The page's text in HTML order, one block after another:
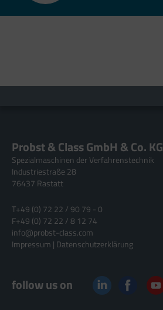
Probst & Class GmbH & Co. KG
Spezialmaschinen der Verfahrenstechnik
Industriestraße 28
76437 Rastatt
T+49 (0) 72 22 / 90 79 - 0
F+49 (0) 72 22 / 8 12 74
info@probst-class.com
Impressum | Datenschutzerklärung
follow us on